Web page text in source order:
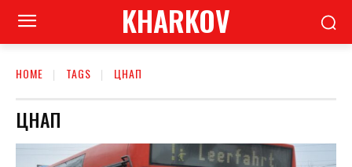
KHARKOV
HOME TAGS ЦНАП
ЦНАП